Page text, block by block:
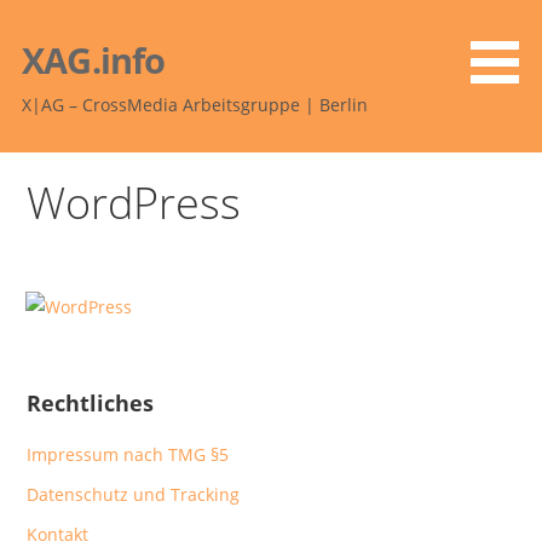
Inhalt
springen
XAG.info
X|AG – CrossMedia Arbeitsgruppe | Berlin
WordPress
Rechtliches
Impressum nach TMG §5
Datenschutz und Tracking
Kontakt